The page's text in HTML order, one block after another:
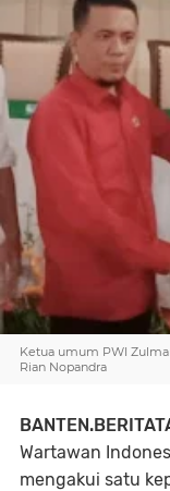
Ketua umum PWI
Rian Nopandra
Wartawan
mengakui satu